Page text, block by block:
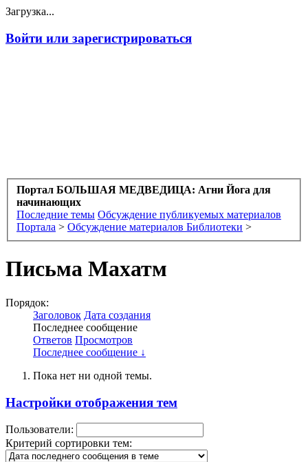
Загрузка...
Войти или зарегистрироваться
Портал БОЛЬШАЯ МЕДВЕДИЦА: Агни Йога для
начинающих
Последние темы Обсуждение публикуемых материалов
Портала > Обсуждение материалов Библиотеки >
Письма Махатм
Порядок:
Заголовок Дата создания
Последнее сообщение
Ответов Просмотров
Последнее сообщение ↓
Пока нет ни одной темы.
Настройки отображения тем
Пользователи:
Критерий сортировки тем: